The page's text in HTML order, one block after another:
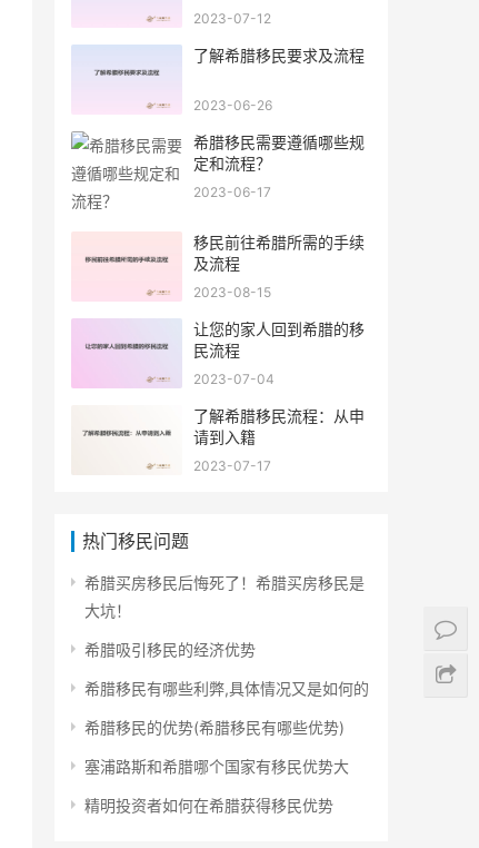
2023-07-12
了解希腊移民要求及流程
2023-06-26
希腊移民需要遵循哪些规
定和流程？
2023-06-17
移民前往希腊所需的手续
及流程
2023-08-15
让您的家人回到希腊的移
民流程
2023-07-04
了解希腊移民流程：从申
请到入籍
2023-07-17
热门移民问题
希腊买房移民后悔死了！希腊买房移民是
大坑！
希腊吸引移民的经济优势
希腊移民有哪些利弊,具体情况又是如何的
希腊移民的优势(希腊移民有哪些优势)
塞浦路斯和希腊哪个国家有移民优势大
精明投资者如何在希腊获得移民优势